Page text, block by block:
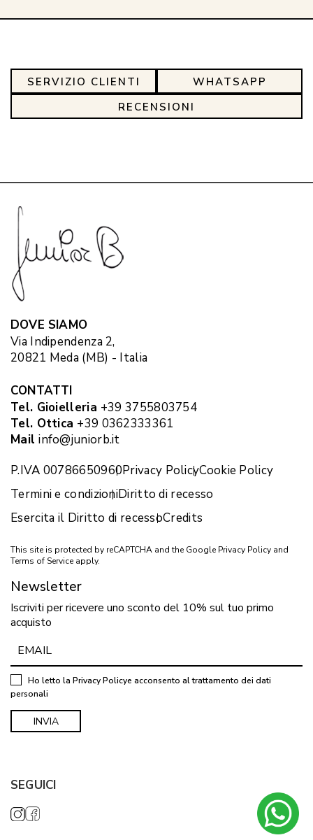
SERVIZIO CLIENTI
WHATSAPP
RECENSIONI
DOVE SIAMO
Via Indipendenza 2,
20821 Meda (MB) - Italia
CONTATTI
Tel. Gioielleria +39 3755803754
Tel. Ottica +39 0362333361
Mail info@juniorb.it
P.IVA 00786650960Privacy PolicyCookie Policy
Termini e condizioniDiritto di recesso
Esercita il Diritto di recessoCredits
This site is protected by reCAPTCHA and the Google Privacy Policy and
Terms of Service apply.
Newsletter
Iscriviti per ricevere uno sconto del 10% sul tuo primo
acquisto
Ho letto la Privacy Policye acconsento al trattamento dei dati
personali
SEGUICI